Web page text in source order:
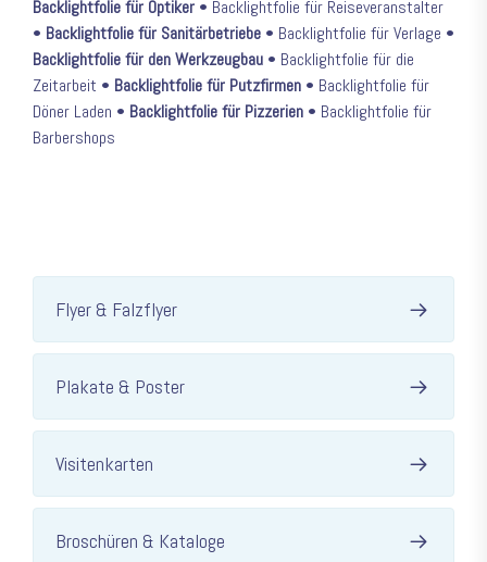
Backlightfolie für Optiker • Backlightfolie für Reiseveranstalter
• Backlightfolie für Sanitärbetriebe • Backlightfolie für Verlage •
Backlightfolie für den Werkzeugbau • Backlightfolie für die
Zeitarbeit • Backlightfolie für Putzfirmen • Backlightfolie für
Döner Laden • Backlightfolie für Pizzerien • Backlightfolie für
Barbershops
Flyer & Falzflyer
Plakate & Poster
Visitenkarten
Broschüren & Kataloge